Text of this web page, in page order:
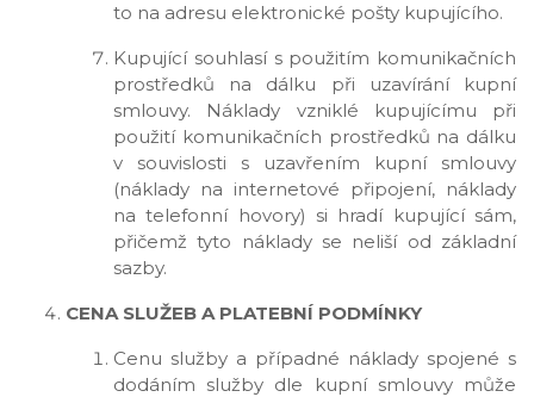
to na adresu elektronické pošty kupujícího.
Kupující souhlasí s použitím komunikačních
prostředků na dálku při uzavírání kupní
smlouvy. Náklady vzniklé kupujícímu při
použití komunikačních prostředků na dálku
v souvislosti s uzavřením kupní smlouvy
(náklady na internetové připojení, náklady
na telefonní hovory) si hradí kupující sám,
přičemž tyto náklady se neliší od základní
sazby.
CENA SLUŽEB A PLATEBNÍ PODMÍNKY
Cenu služby a případné náklady spojené s
dodáním služby dle kupní smlouvy může